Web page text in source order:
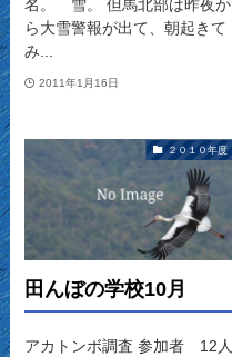
名。 雪。 但馬北部は昨夜か
ら大雪警報が出て、朝起きて
み...
2011年1月16日
２０１０年度
田んぼの学校10月
アカトンボ調査 参加者 12人